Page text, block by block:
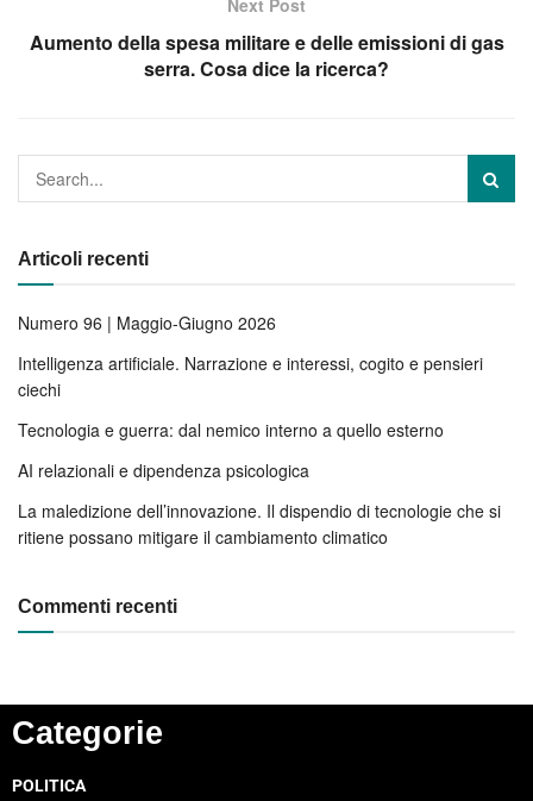
Next Post
Aumento della spesa militare e delle emissioni di gas
serra. Cosa dice la ricerca?
Articoli recenti
Numero 96 | Maggio-Giugno 2026
Intelligenza artificiale. Narrazione e interessi, cogito e pensieri
ciechi
Tecnologia e guerra: dal nemico interno a quello esterno
AI relazionali e dipendenza psicologica
La maledizione dell’innovazione. Il dispendio di tecnologie che si
ritiene possano mitigare il cambiamento climatico
Commenti recenti
Categorie
POLITICA